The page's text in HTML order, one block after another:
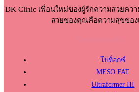
DK Clinic เพื่อนใหม่ของผู้รักความสวยควา
สวยของคุณคือความสุขของ
โบท็อกซ์
MESO FAT
Ultraformer III